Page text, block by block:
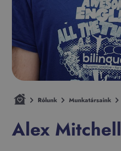
Rólunk Munkatársaink
Alex Mitchell